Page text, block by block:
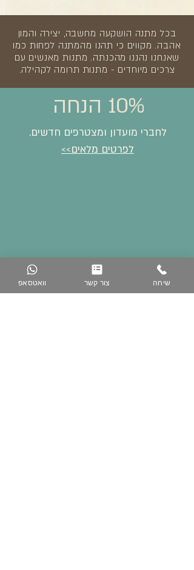
בכל מתנה הושקעה מחשבה, יצירה והמון
אהבה. מקווים כי תהנו מהמתנה לפחות כמו
שאנחנו נהננו מהכנתה. מתנות מאנשים עם
צרכים מיוחדים - מתנות תרומה לקהילה.
10% הנחה
לחברי מועדון ומצטרפים חדשים.
לפרטים מלאים>>
וואטסאפ צור קשר שיחה